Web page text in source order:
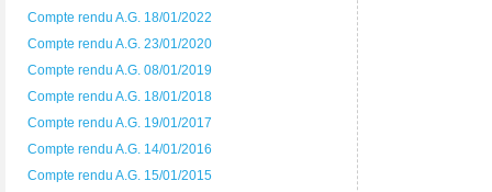
Compte rendu A.G. 18/01/2022
Compte rendu A.G. 23/01/2020
Compte rendu A.G. 08/01/2019
Compte rendu A.G. 18/01/2018
Compte rendu A.G. 19/01/2017
Compte rendu A.G. 14/01/2016
Compte rendu A.G. 15/01/2015